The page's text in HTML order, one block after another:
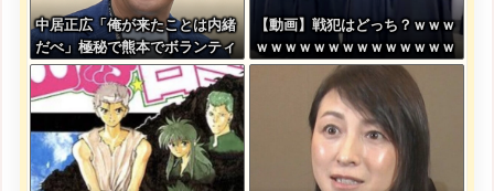
中居正広「俺が来たことは内緒
だべ」極秘で熊本でボランティ
アをしていた・・・
【動画】戦犯はどっち？ｗｗｗ
ｗｗｗｗｗｗｗｗｗｗｗｗｗｗ
ｗｗｗ